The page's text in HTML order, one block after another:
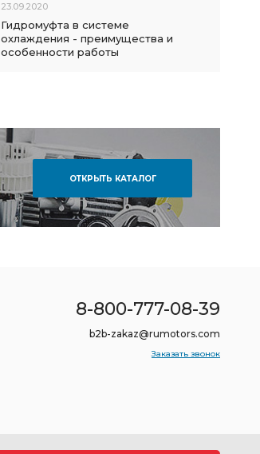
23.09.2020
Гидромуфта в системе
охлаждения - преимущества и
особенности работы
ОТКРЫТЬ КАТАЛОГ
8-800-777-08-39
b2b-zakaz@rumotors.com
Заказать звонок